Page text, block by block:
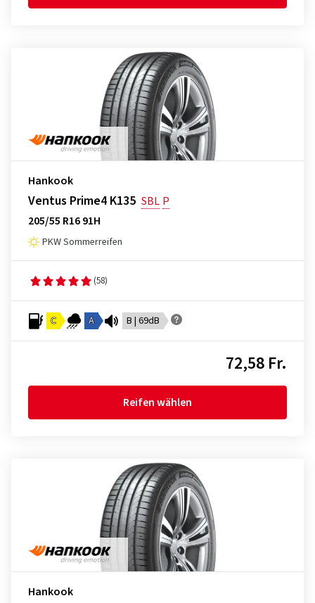
Hankook
Ventus Prime4 K135 SBL P
205/55 R16 91H
PKW Sommerreifen
(58)
C A B | 69dB
72,58 Fr.
Reifen wählen
Hankook